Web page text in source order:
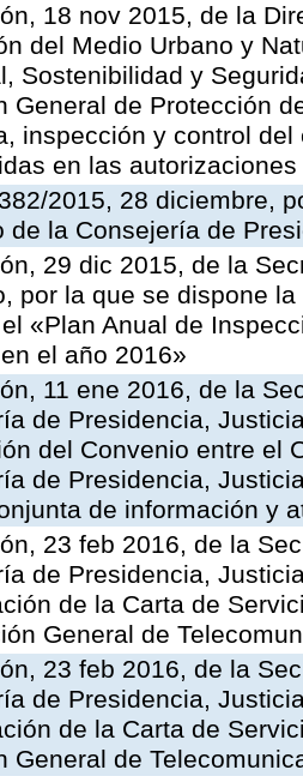
18 nov 2015, de la
del Medio Urbano y
Sostenibilidad y
General de Protección
inspección y control
en las
2015, 28 diciembre,
de la Consejería de
29 dic 2015, de la
por la que se dispone
«Plan Anual de
el año 2016»
11 ene 2016, de la
de Presidencia,
del Convenio entre el
de Presidencia,
de información y
23 feb 2016, de la
de Presidencia,
de la Carta de
General de
23 feb 2016, de la
de Presidencia,
de la Carta de
General de